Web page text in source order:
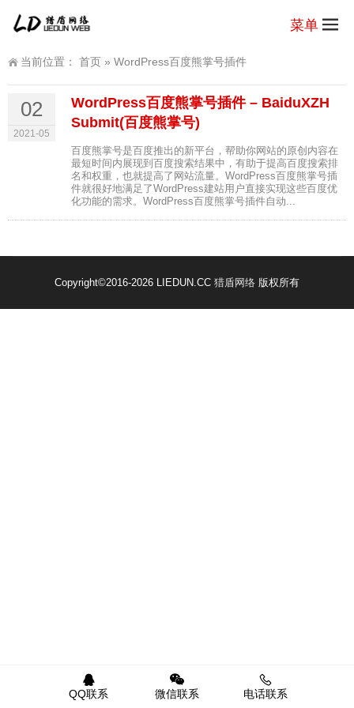
菜单
当前位置： 首页 » WordPress百度熊掌号插件
02
2021-05
WordPress百度熊掌号插件 – BaiduXZH
Submit(百度熊掌号)
百度熊掌号是百度推出的新平台，帮助你网站的原创内容在
最短时间内展现到百度搜索结果中，有助于提高百度搜索排
名和权重，也就提高了网站流量。WordPress百度熊掌号插
件就很好地满足了WordPress建站用户直接实现这些百度优
化功能的需求。WordPress百度熊掌号插件自动...
Copyright©2016-2026 LIEDUN.CC 猎盾网络 版权所有
QQ联系 微信联系 电话联系